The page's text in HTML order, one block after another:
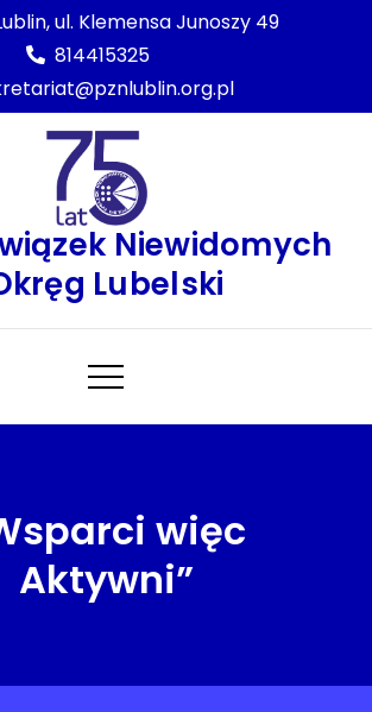
ul. Klemensa Junoszy 49
814415325
Niewidomych
Lubelski
więc
Aktywni”